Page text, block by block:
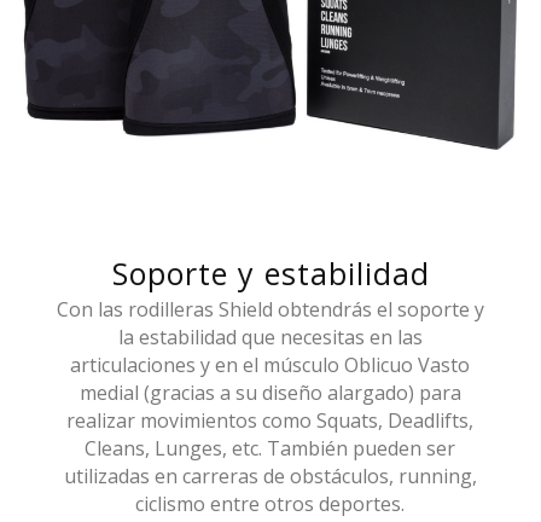
Soporte y estabilidad
Con las rodilleras Shield obtendrás el soporte y
la estabilidad que necesitas en las
articulaciones y en el músculo Oblicuo Vasto
medial (gracias a su diseño alargado) para
realizar movimientos como Squats, Deadlifts,
Cleans, Lunges, etc. También pueden ser
utilizadas en carreras de obstáculos, running,
ciclismo entre otros deportes.